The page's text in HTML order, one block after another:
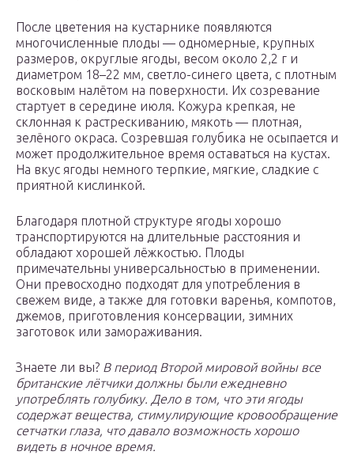
После цветения на кустарнике появляются
многочисленные плоды — одномерные, крупных
размеров, округлые ягоды, весом около 2,2 г и
диаметром 18–22 мм, светло-синего цвета, с плотным
восковым налётом на поверхности. Их созревание
стартует в середине июля. Кожура крепкая, не
склонная к растрескиванию, мякоть — плотная,
зелёного окраса. Созревшая голубика не осыпается и
может продолжительное время оставаться на кустах.
На вкус ягоды немного терпкие, мягкие, сладкие с
приятной кислинкой.
Благодаря плотной структуре ягоды хорошо
транспортируются на длительные расстояния и
обладают хорошей лёжкостью. Плоды
примечательны универсальностью в применении.
Они превосходно подходят для употребления в
свежем виде, а также для готовки варенья, компотов,
джемов, приготовления консервации, зимних
заготовок или замораживания.
Знаете ли вы? В период Второй мировой войны все
британские лётчики должны были ежедневно
употреблять голубику. Дело в том, что эти ягоды
содержат вещества, стимулирующие кровообращение
сетчатки глаза, что давало возможность хорошо
видеть в ночное время.